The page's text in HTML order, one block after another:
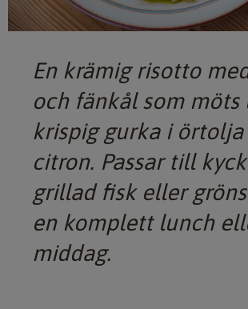
En krämig risotto
och fänkål som möts
krispig gurka i
citron. Passar till
grillad fisk eller
en komplett lunch
middag.